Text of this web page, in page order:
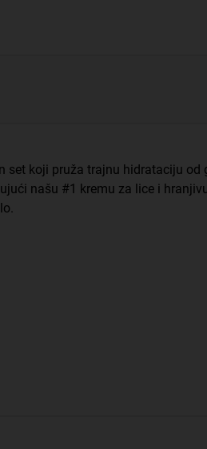
set koji pruža trajnu hidrataciju od
našu #1 kremu za lice i